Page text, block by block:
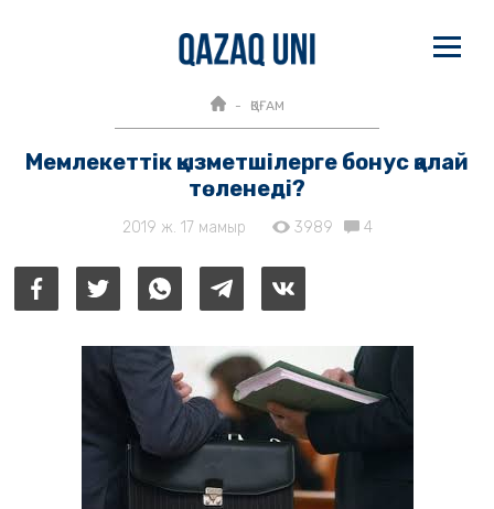
ҚОҒАМ
Мемлекеттік қызметшілерге бонус қалай
төленеді?
2019 ж. 17 мамыр 3989 4